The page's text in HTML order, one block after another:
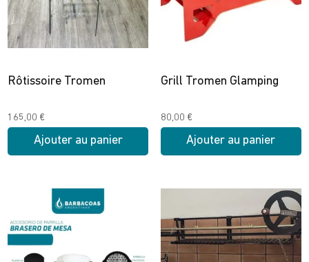
peuvent
être
choisies
la
du
produit
Rôtissoire Tromen
165,00 €
Ajouter au panier
Grill Tromen Glamping
80,00 €
Ajouter au panier